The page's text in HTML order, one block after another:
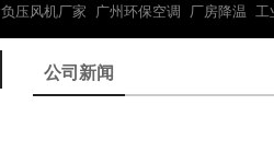
负压风机厂家 广州环保空调 厂房降温 工
公司新闻